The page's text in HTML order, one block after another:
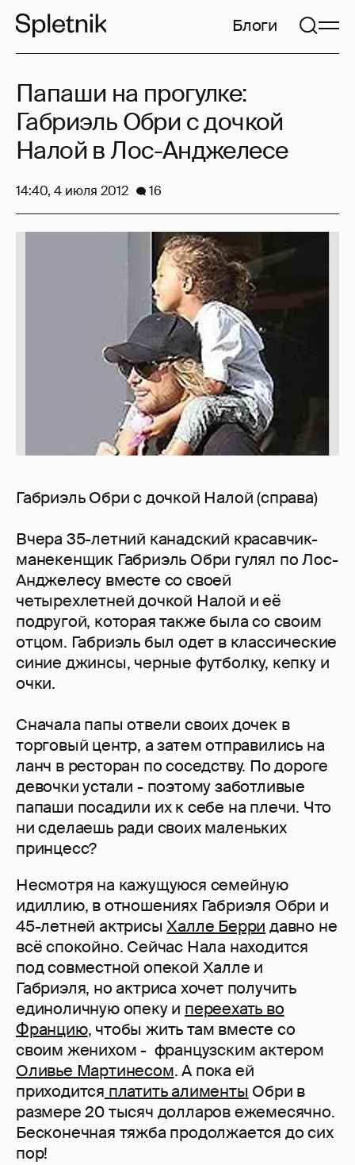
Блоги
Габриэль Обри с дочкой Налой (справа)
Вчера 35-летний канадский красавчик-
манекенщик Габриэль Обри гулял по Лос-
Анджелесу вместе со своей
четырехлетней дочкой Налой и её
подругой, которая также была со своим
отцом. Габриэль был одет в классические
синие джинсы, черные футболку, кепку и
очки.
Сначала папы отвели своих дочек в
торговый центр, а затем отправились на
ланч в ресторан по соседству. По дороге
девочки устали - поэтому заботливые
папаши посадили их к себе на плечи. Что
ни сделаешь ради своих маленьких
принцесс?
Несмотря на кажущуюся семейную
идиллию, в отношениях Габриэля Обри и
45-летней актрисыХалле Берри давно не
всё спокойно. Сейчас Нала находится
под совместной опекой Халле и
Габриэля, но актриса хочет получить
единоличную опеку и переехать во
Францию, чтобы жить там вместе со
своим женихом - французским актером
Оливье Мартинесом. А пока ей
приходится платить алименты Обри в
размере 20 тысяч долларов ежемесячно.
Бесконечная тяжба продолжается до сих
пор!
Папаши на прогулке:
Габриэль Обри с дочкой
Налой в Лос-Анджелесе
14:40, 4 июля 2012 16